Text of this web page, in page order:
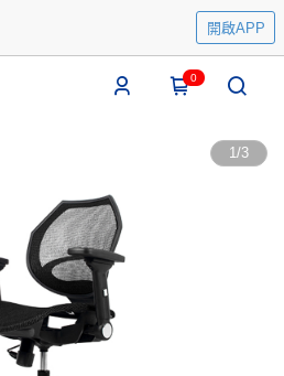
開啟APP
0
1/3